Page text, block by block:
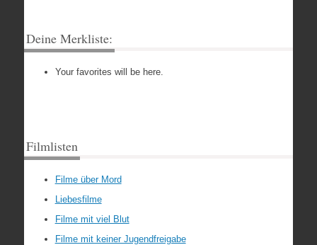
Deine Merkliste:
Your favorites will be here.
Filmlisten
Filme über Mord
Liebesfilme
Filme mit viel Blut
Filme mit keiner Jugendfreigabe